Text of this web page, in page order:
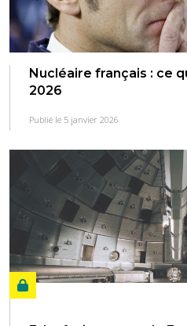
Nucléaire français : ce
2026
Publié le 5 janvier 2026